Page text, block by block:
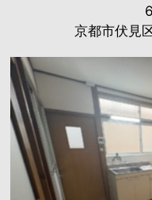
京都市伏見